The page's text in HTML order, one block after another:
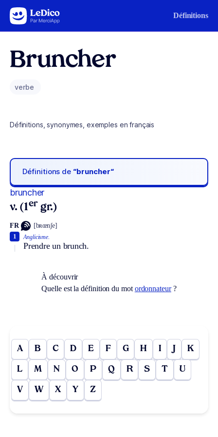
Aller au contenu Définitions
Bruncher
verbe
Définitions, synonymes, exemples en français
Définitions de “bruncher“
bruncher
v. (1er gr.)
FR [bʀœnʃe]
Anglicisme.
Prendre un brunch.
1
À découvrir
Quelle est la définition du mot ordonnateur?
A B C D E F G H I J K
L M N O P Q R S T U
V W X Y Z